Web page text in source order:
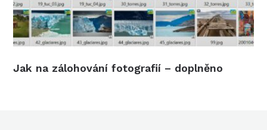
Jak na zálohování fotografií – doplněno